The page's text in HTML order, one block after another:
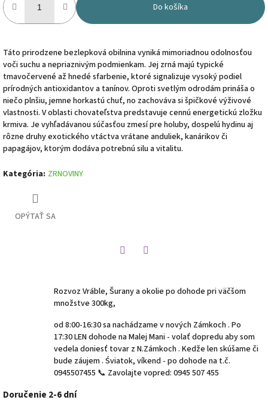
Do košíka
Táto prirodzene bezlepková obilnina vyniká mimoriadnou odolnosťou
voči suchu a nepriaznivým podmienkam. Jej zrná majú typické
tmavočervené až hnedé sfarbenie, ktoré signalizuje vysoký podiel
prírodných antioxidantov a tanínov. Oproti svetlým odrodám prináša o
niečo plnšiu, jemne horkastú chuť, no zachováva si špičkové výživové
vlastnosti. V oblasti chovateľstva predstavuje cennú energetickú zložku
krmiva. Je vyhľadávanou súčasťou zmesí pre holuby, dospelú hydinu aj
rôzne druhy exotického vtáctva vrátane anduliek, kanárikov či
papagájov, ktorým dodáva potrebnú silu a vitalitu.
Kategória: ZRNOVINY
OPÝTAŤ SA
Rozvoz Vráble, Šurany a okolie po dohode pri väčšom
množstve 300kg,
od 8:00-16:30 sa nachádzame v nových Zámkoch . Po
17:30 LEN dohode na Malej Mani - volať dopredu aby som
vedela doniesť tovar z N.Zámkoch . Kedže len skúšame či
bude záujem . Śviatok, víkend - po dohode na t.č.
0945507455 📞 Zavolajte vopred: 0945 507 455
Doručenie 2-6 dní